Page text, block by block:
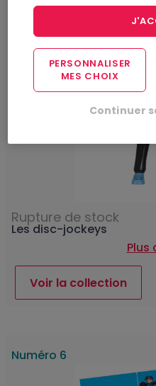
Rupture de stock
Les disc-jockeys
Plus
Voir la collection
Numéro 6
PERSONNALISER
MES CHOIX
Continuer